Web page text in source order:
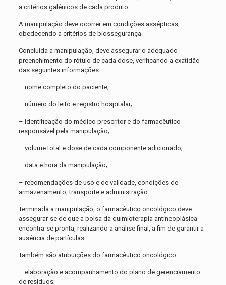
a critérios galênicos de cada produto.
A manipulação deve ocorrer em condições assépticas,
obedecendo a critérios de biossegurança.
Concluída a manipulação, deve assegurar o adequado
preenchimento do rótulo de cada dose, verificando a exatidão
das seguintes informações:
– nome completo do paciente;
– número do leito e registro hospitalar;
– identificação do médico prescritor e do farmacêutico
responsável pela manipulação;
– volume total e dose de cada componente adicionado;
– data e hora da manipulação;
– recomendações de uso e de validade, condições de
armazenamento, transporte e administração.
Terminada a manipulação, o farmacêutico oncológico deve
assegurar-se de que a bolsa da quimioterapia antineoplásica
encontra-se pronta, realizando a análise final, a fim de garantir a
ausência de partículas.
Também são atribuições do farmacêutico oncológico:
– elaboração e acompanhamento do plano de gerenciamento
de resíduos;